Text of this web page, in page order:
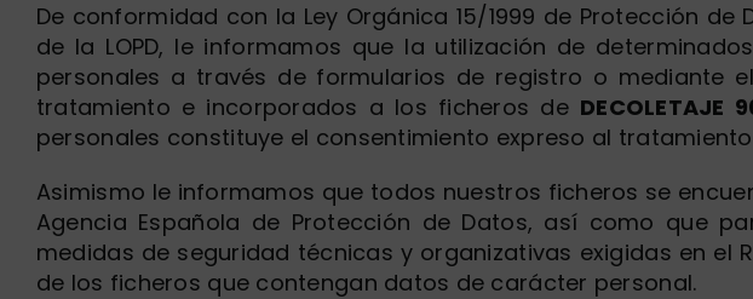
De conformidad con la Ley Orgánica 15/1999 de Protección
de la LOPD, le informamos que la utilización de
personales a través de formularios de registro o mediante
tratamiento e incorporados a los ficheros de DECOLETAJE
personales constituye el consentimiento expreso al
Asimismo le informamos que todos nuestros ficheros se
Agencia Española de Protección de Datos, así como que
medidas de seguridad técnicas y organizativas exigidas en el
de los ficheros que contengan datos de carácter personal.